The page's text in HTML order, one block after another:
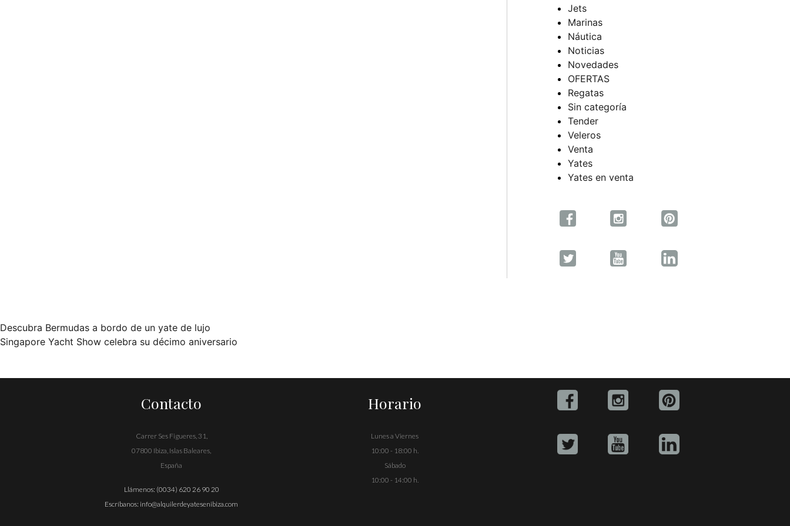
Jets
Marinas
Náutica
Noticias
Novedades
OFERTAS
Regatas
Sin categoría
Tender
Veleros
Venta
Yates
Yates en venta
Navegación
de
Descubra Bermudas a bordo de un yate de lujo
Singapore Yacht Show celebra su décimo aniversario
Contacto
Carrer Ses Figueres, 31,
07800 Ibiza, Islas Baleares,
España
Llámenos: (0034) 620 26 90 20
Escríbanos: info@alquilerdeyatesenibiza.com
Horario
Lunes a Viernes
10:00 - 18:00 h.
Sábado
10:00 - 14:00 h.